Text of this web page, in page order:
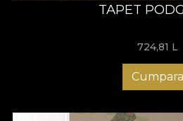
TAPET
724,81 L
Cumpara